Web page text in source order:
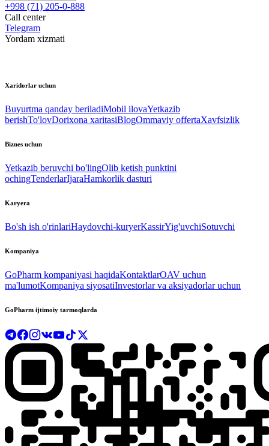
+998 (71) 205-0-888
Call center
Telegram
Yordam xizmati
Xaridorlar uchun
Buyurtma qanday beriladiMobil ilovaYetkazib
berishTo'lovDorixona xaritasiBlogOmmaviy offertaXavfsizlik
Biznes uchun
Yetkazib beruvchi bo'lingOlib ketish punktini
ochingTenderlarIjaraHamkorlik dasturi
Karyera
Bo'sh ish o'rinlariHaydovchi-kuryerKassirYig'uvchiSotuvchi
Kompaniya
GoPharm kompaniyasi haqidaKontaktlarOAV uchun
ma'lumotKompaniya siyosatiInvestorlar va aksiyadorlar uchun
GoPharm ijtimoiy tarmoqlarda